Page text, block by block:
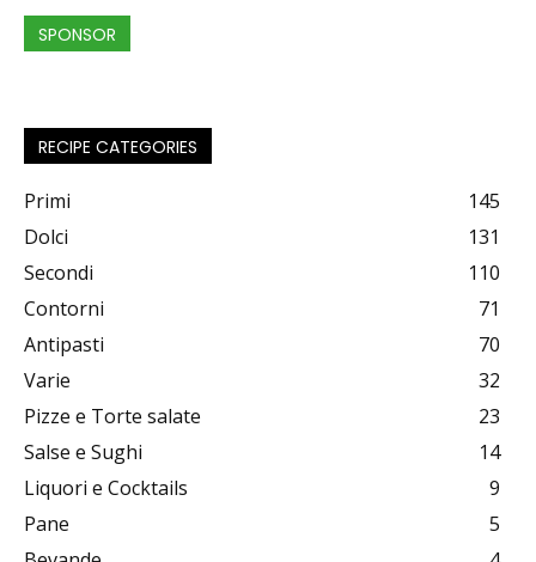
SPONSOR
RECIPE CATEGORIES
Primi
145
Dolci
131
Secondi
110
Contorni
71
Antipasti
70
Varie
32
Pizze e Torte salate
23
Salse e Sughi
14
Liquori e Cocktails
9
Pane
5